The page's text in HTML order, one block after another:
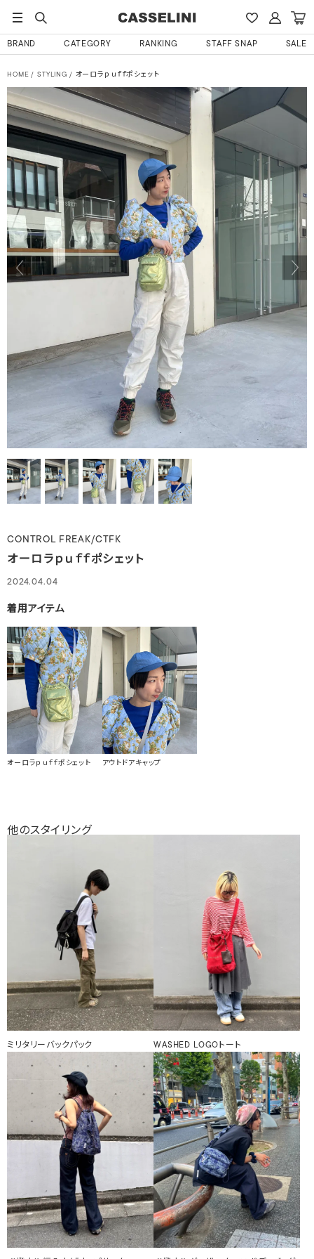
BRAND CATEGORY RANKING STAFF SNAP SALE
HOME STYLING オーロラｐｕｆｆポシェット
CONTROL FREAK/CTFK
オーロラｐｕｆｆポシェット
2024.04.04
着用アイテム
オーロラｐｕｆｆポシェット アウトドアキャップ
他のスタイリング
ミリタリーバックパック WASHED LOGOトート